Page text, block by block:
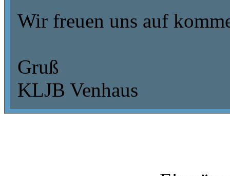
Wir freuen uns auf
Gruß
KLJB Venhaus